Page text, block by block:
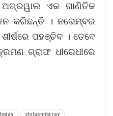
ଏକ ଗାଣିତିକ
କରିଛନ୍ତି । ନଭେମ୍ବର
ପହଞ୍ଚିବ । ତେବେ
ଗ୍ରାଫ ଧୀରେଧୀରେ
shilasmita ray